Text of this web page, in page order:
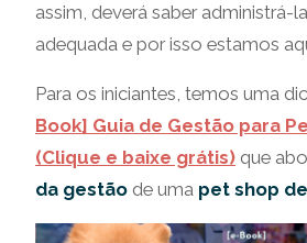
assim, deverá saber administrá-
adequada e por isso estamos
Para os iniciantes, temos uma
Book] Guia de Gestão para
(Clique e baixe grátis) que
da gestão de uma pet shop